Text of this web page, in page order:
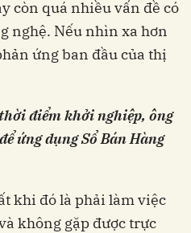
còn quá nhiều vấn đề có
nghệ. Nếu nhìn xa hơn
ứng ban đầu của thị
điểm khởi nghiệp, ông
ứng dụng Sổ Bán Hàng
khi đó là phải làm việc
không gặp được trực